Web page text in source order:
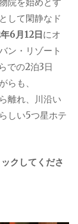
して閑静なド
6月12日にオ
ン・リゾート
での2泊3日
らも、
離れ、川沿い
しい5つ星ホテ
クしてくださ